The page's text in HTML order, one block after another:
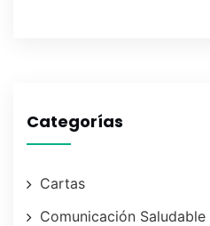
Categorías
Cartas
Comunicación Saludable